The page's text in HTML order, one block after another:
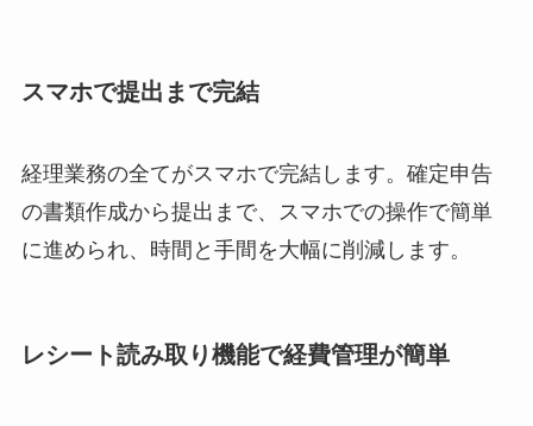
スマホで提出まで完結
経理業務の全てがスマホで完結します。確定申告
の書類作成から提出まで、スマホでの操作で簡単
に進められ、時間と手間を大幅に削減します。
レシート読み取り機能で経費管理が簡単